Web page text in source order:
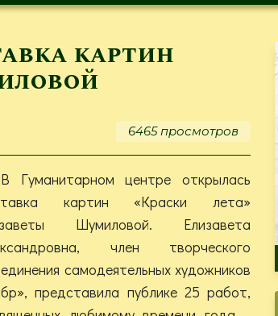
картин
6465 просмотров
В Гуманитарном центре открылась
картин «Краски лета»
Шумиловой. Елизавета
член творческого
самодеятельных художников
представила публике 25 работ,